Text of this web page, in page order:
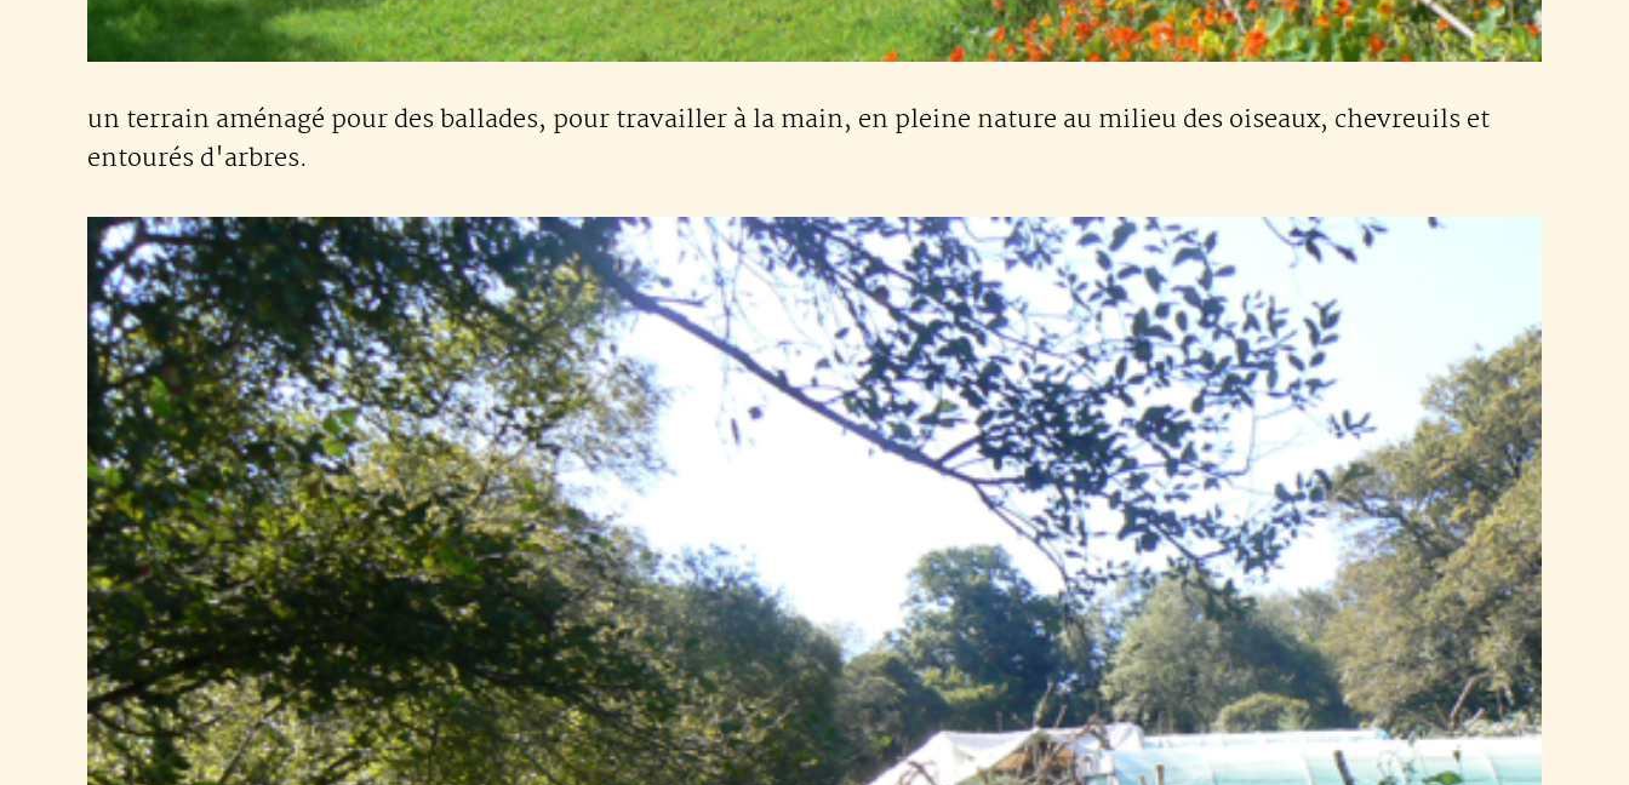
un terrain aménagé pour des ballades, pour travailler à la main, en pleine nature au milieu des oiseaux, chevreuils et
entourés d'arbres.